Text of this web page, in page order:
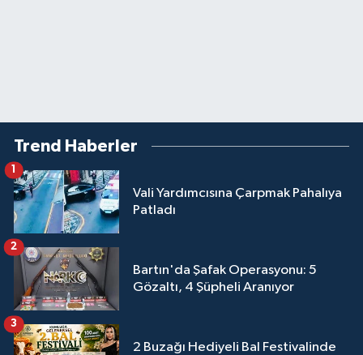
Trend Haberler
Vali Yardımcısına Çarpmak Pahalıya
Patladı
1
Bartın'da Şafak Operasyonu: 5
Gözaltı, 4 Şüpheli Aranıyor
2
2 Buzağı Hediyeli Bal Festivalinde
3